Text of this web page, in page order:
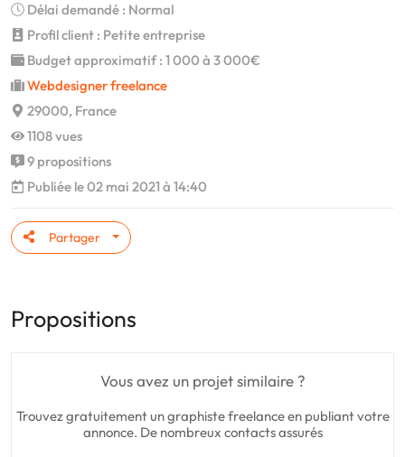
Délai demandé : Normal
Profil client : Petite entreprise
Budget approximatif : 1 000 à 3 000€
Webdesigner freelance
29000, France
1108 vues
9 propositions
Publiée le 02 mai 2021 à 14:40
Partager
Propositions
Vous avez un projet similaire ?
Trouvez gratuitement un graphiste freelance en publiant votre
annonce. De nombreux contacts assurés